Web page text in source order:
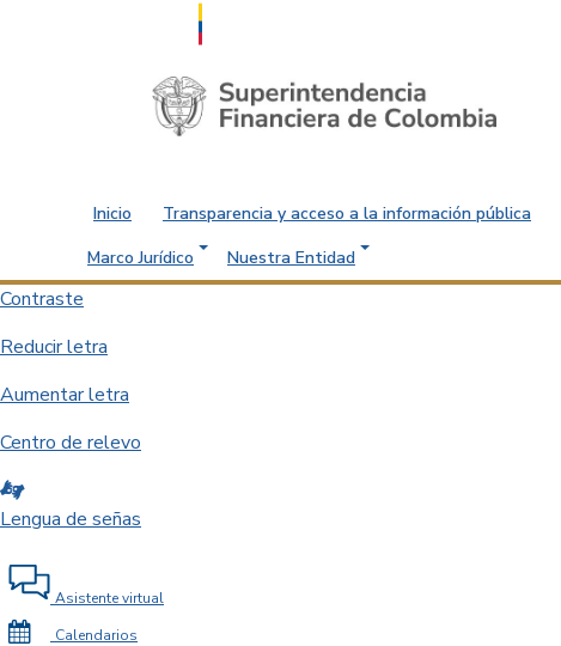
Saltar al contenido principal
Inicio Transparencia y acceso a la información pública
Marco Jurídico
Nuestra Entidad
Contraste
Reducir letra
Aumentar letra
Centro de relevo
Lengua de señas
Asistente virtual
Calendarios